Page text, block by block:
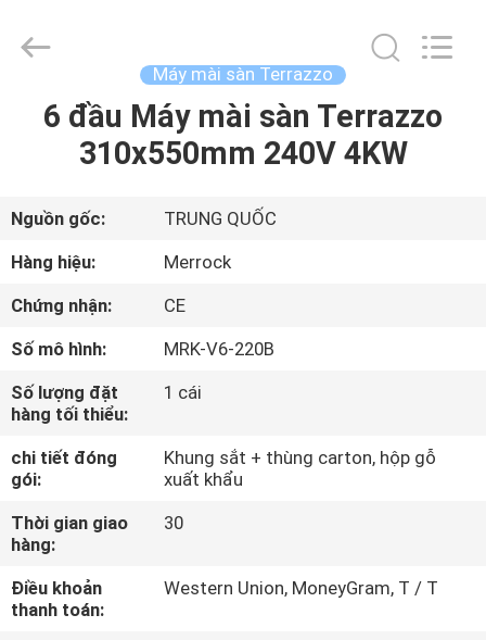
TRANG
CÁC
SẢN
PHẨM
VỀ
CHÚNG
THAM
QUAN
NHÀ
MÁY
Dongguan
Merrock
Reserved.
Máy mài sàn Terrazzo
6 đầu Máy mài sàn Terrazzo
310x550mm 240V 4KW
Nguồn gốc:
TRUNG QUỐC
Hàng hiệu:
Merrock
Chứng nhận:
CE
Số mô hình:
MRK-V6-220B
Số lượng đặt
hàng tối thiểu:
1 cái
chi tiết đóng
gói:
Khung sắt + thùng carton, hộp gỗ
xuất khẩu
Thời gian giao
hàng:
30
Điều khoản
thanh toán:
Western Union, MoneyGram, T / T